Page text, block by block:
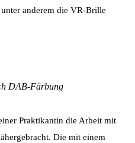
anderem die VR-Brille
DAB-Färbung
Praktikantin die Arbeit mit
Die mit einem